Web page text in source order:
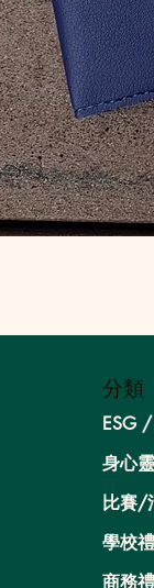
分類
ESG
身心靈
比賽/
學校
商務